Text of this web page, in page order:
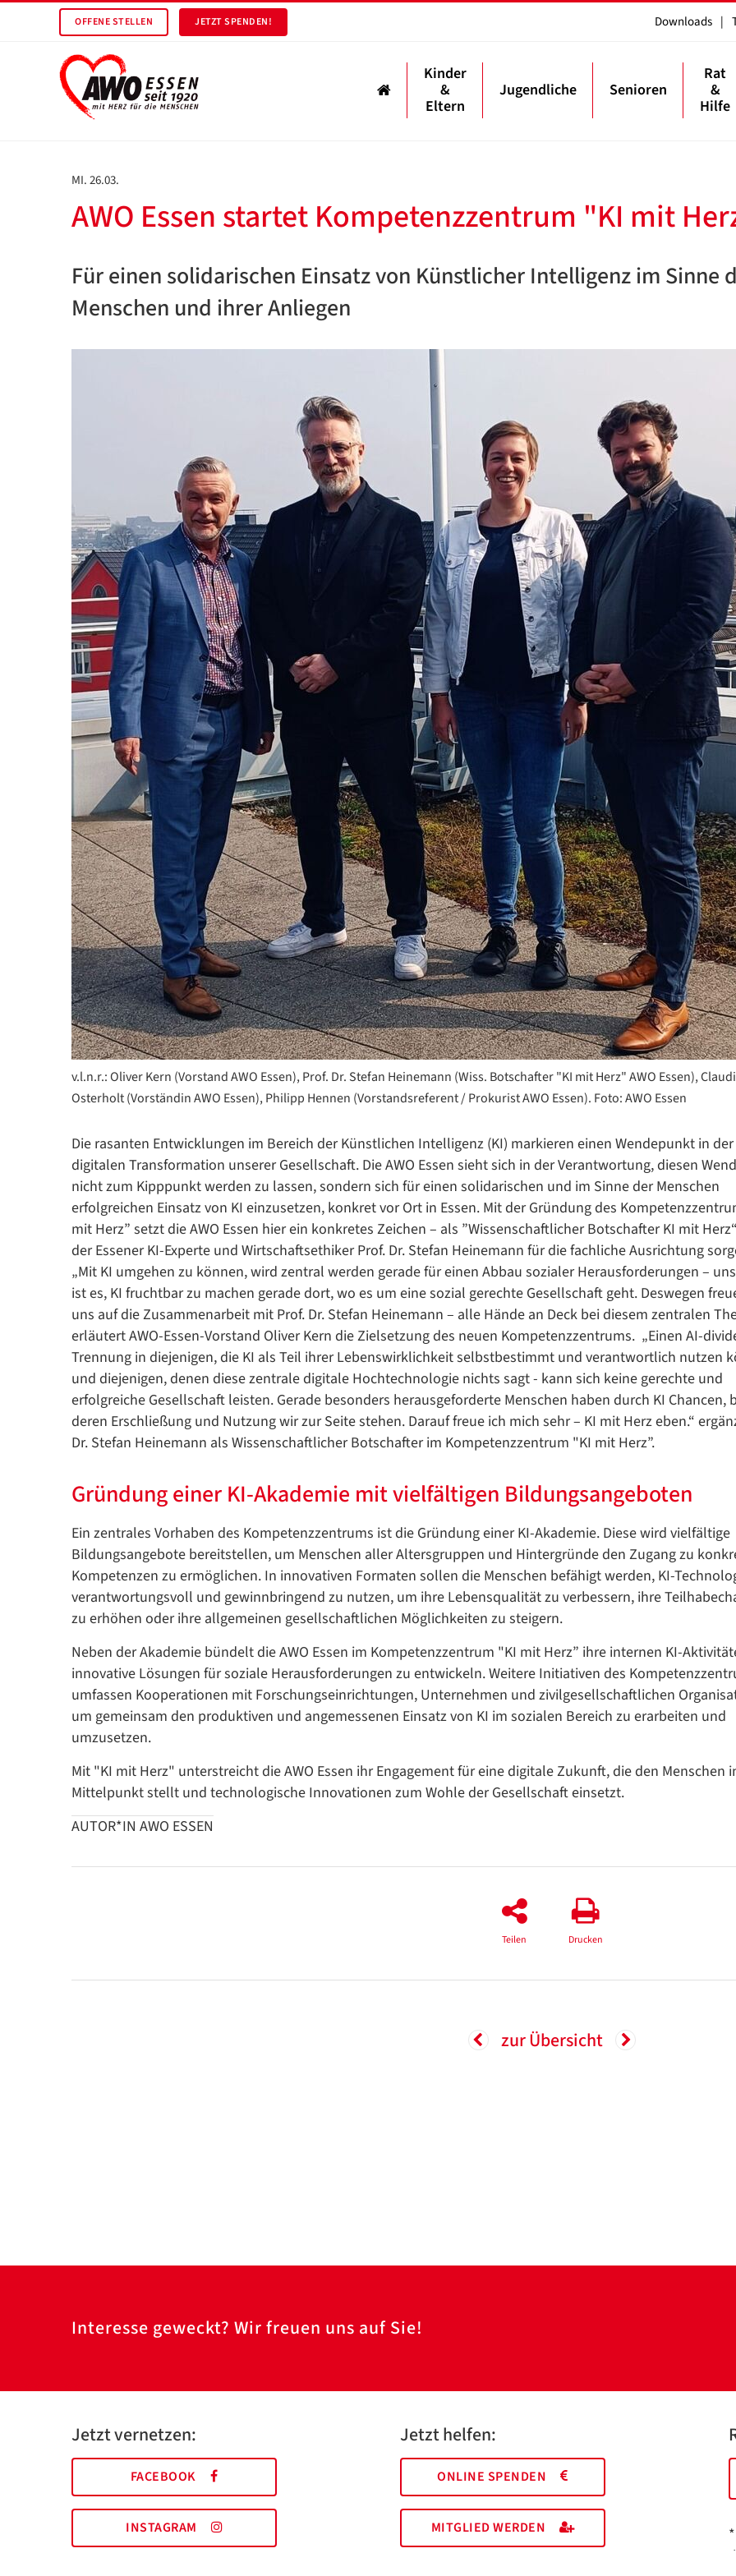
OFFENE STELLEN JETZT SPENDEN! Downloads |
Kinder
&
Eltern
Jugendliche Senioren
Rat
&
Hilfe
MI. 26.03.
AWO Essen startet Kompetenzzentrum "KI mit
Für einen solidarischen Einsatz von Künstlicher Intelligenz im Sinne
Menschen und ihrer Anliegen
v.l.n.r.: Oliver Kern (Vorstand AWO Essen), Prof. Dr. Stefan Heinemann (Wiss. Botschafter "KI mit Herz" AWO Essen),
Osterholt (Vorständin AWO Essen), Philipp Hennen (Vorstandsreferent / Prokurist AWO Essen). Foto: AWO Essen
Die rasanten Entwicklungen im Bereich der Künstlichen Intelligenz (KI) markieren einen Wendepunkt in der
digitalen Transformation unserer Gesellschaft. Die AWO Essen sieht sich in der Verantwortung, diesen
nicht zum Kipppunkt werden zu lassen, sondern sich für einen solidarischen und im Sinne der Menschen
erfolgreichen Einsatz von KI einzusetzen, konkret vor Ort in Essen. Mit der Gründung des
mit Herz” setzt die AWO Essen hier ein konkretes Zeichen – als ”Wissenschaftlicher Botschafter KI mit
der Essener KI-Experte und Wirtschaftsethiker Prof. Dr. Stefan Heinemann für die fachliche Ausrichtung
„Mit KI umgehen zu können, wird zentral werden gerade für einen Abbau sozialer Herausforderungen –
ist es, KI fruchtbar zu machen gerade dort, wo es um eine sozial gerechte Gesellschaft geht. Deswegen
uns auf die Zusammenarbeit mit Prof. Dr. Stefan Heinemann – alle Hände an Deck bei diesem zentralen
erläutert AWO-Essen-Vorstand Oliver Kern die Zielsetzung des neuen Kompetenzzentrums. ​„Einen AI-
Trennung in diejenigen, die KI als Teil ihrer Lebenswirklichkeit selbstbestimmt und verantwortlich nutzen
und diejenigen, denen diese zentrale digitale Hochtechnologie nichts sagt - kann sich keine gerechte und
erfolgreiche Gesellschaft leisten. Gerade besonders herausgeforderte Menschen haben durch KI Chancen,
deren Erschließung und Nutzung wir zur Seite stehen. Darauf freue ich mich sehr – KI mit Herz eben.“
Dr. Stefan Heinemann als Wissenschaftlicher Botschafter im Kompetenzzentrum "KI mit Herz”.
Gründung einer KI-Akademie mit vielfältigen Bildungsangeboten
Ein zentrales Vorhaben des Kompetenzzentrums ist die Gründung einer KI-Akademie. Diese wird vielfältige
Bildungsangebote bereitstellen, um Menschen aller Altersgruppen und Hintergründe den Zugang zu
Kompetenzen zu ermöglichen. In innovativen Formaten sollen die Menschen befähigt werden, KI-
verantwortungsvoll und gewinnbringend zu nutzen, um ihre Lebensqualität zu verbessern, ihre
zu erhöhen oder ihre allgemeinen gesellschaftlichen Möglichkeiten zu steigern.
Neben der Akademie bündelt die AWO Essen im Kompetenzzentrum "KI mit Herz” ihre internen KI-
innovative Lösungen für soziale Herausforderungen zu entwickeln. Weitere Initiativen des
umfassen Kooperationen mit Forschungseinrichtungen, Unternehmen und zivilgesellschaftlichen
um gemeinsam den produktiven und angemessenen Einsatz von KI im sozialen Bereich zu erarbeiten und
umzusetzen.​
Mit "KI mit Herz" unterstreicht die AWO Essen ihr Engagement für eine digitale Zukunft, die den Menschen
Mittelpunkt stellt und technologische Innovationen zum Wohle der Gesellschaft einsetzt.
AUTOR*IN AWO ESSEN
Teilen Drucken
zur Übersicht
Interesse geweckt? Wir freuen uns auf Sie!
Jetzt vernetzen:
FACEBOOK
INSTAGRAM
Jetzt helfen:
ONLINE SPENDEN
MITGLIED WERDEN
Datenschutzerklärung
ZURÜCK
Datenschutzerklärung
Google Datenschutzerklärung
Übersetzen
/
Translate